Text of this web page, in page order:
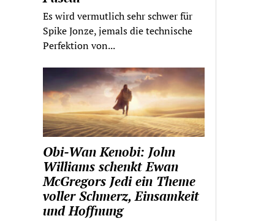
Es wird vermutlich sehr schwer für
Spike Jonze, jemals die technische
Perfektion von...
Obi-Wan Kenobi: John
Williams schenkt Ewan
McGregors Jedi ein Theme
voller Schmerz, Einsamkeit
und Hoffnung